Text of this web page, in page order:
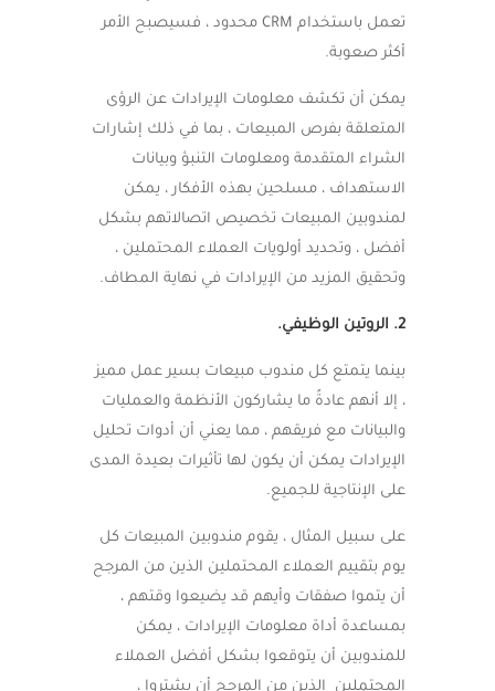
تعمل باستخدام CRM محدود ، فسيصبح الأمر
أكثر صعوبة.
يمكن أن تكشف معلومات الإيرادات عن الرؤى
المتعلقة بفرص المبيعات ، بما في ذلك إشارات
الشراء المتقدمة ومعلومات التنبؤ وبيانات
الاستهداف ، مسلحين بهذه الأفكار ، يمكن
لمندوبين المبيعات تخصيص اتصالاتهم بشكل
أفضل ، وتحديد أولويات العملاء المحتملين ،
وتحقيق المزيد من الإيرادات في نهاية المطاف.
2. الروتين الوظيفي.
بينما يتمتع كل مندوب مبيعات بسير عمل مميز
، إلا أنهم عادةً ما يشاركون الأنظمة والعمليات
والبيانات مع فريقهم ، مما يعني أن أدوات تحليل
الإيرادات يمكن أن يكون لها تأثيرات بعيدة المدى
على الإنتاجية للجميع.
على سبيل المثال ، يقوم مندوبين المبيعات كل
يوم بتقييم العملاء المحتملين الذين من المرجح
أن يتموا صفقات وأيهم قد يضيعوا وقتهم ،
بمساعدة أداة معلومات الإيرادات ، يمكن
للمندوبين أن يتوقعوا بشكل أفضل العملاء
المحتملين الذين من المرجح أن يشتروا ،